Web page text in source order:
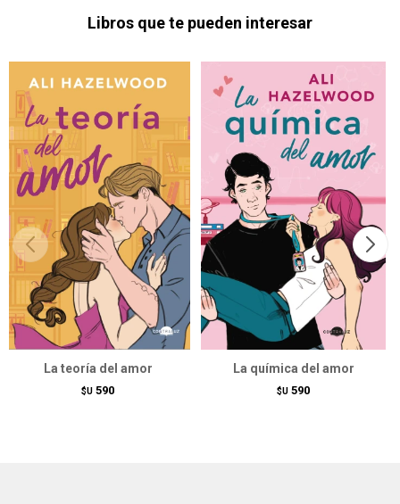
Libros que te pueden interesar
La teoría del amor
$U 590
La química del amor
$U 590